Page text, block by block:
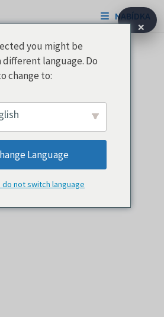
NABÍDKA
×
you might be
different language. Do
change to:
Language
do not switch language